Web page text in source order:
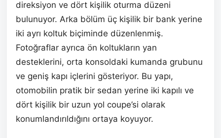
direksiyon ve dört kişilik oturma düzeni
bulunuyor. Arka bölüm üç kişilik bir bank yerine
iki ayrı koltuk biçiminde düzenlenmiş.
Fotoğraflar ayrıca ön koltukların yan
desteklerini, orta konsoldaki kumanda grubunu
ve geniş kapı içlerini gösteriyor. Bu yapı,
otomobilin pratik bir sedan yerine iki kapılı ve
dört kişilik bir uzun yol coupe’si olarak
konumlandırıldığını ortaya koyuyor.